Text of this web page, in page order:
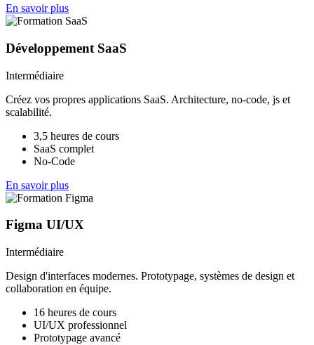
En savoir plus
Développement SaaS
Intermédiaire
Créez vos propres applications SaaS. Architecture, no-code, js et
scalabilité.
3,5 heures de cours
SaaS complet
No-Code
En savoir plus
Figma UI/UX
Intermédiaire
Design d'interfaces modernes. Prototypage, systèmes de design et
collaboration en équipe.
16 heures de cours
UI/UX professionnel
Prototypage avancé